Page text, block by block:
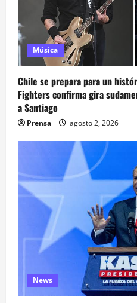
Música
Chile se prepara para un
Fighters confirma gira
a Santiago
Prensa agosto 2, 2026
News